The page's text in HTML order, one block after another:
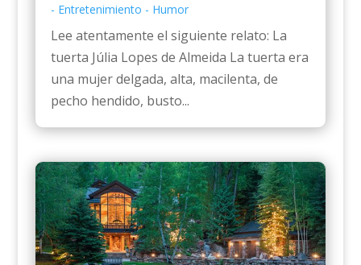
- Entretenimiento - Humor
Lee atentamente el siguiente relato: La
tuerta Júlia Lopes de Almeida La tuerta era
una mujer delgada, alta, macilenta, de
pecho hendido, busto...